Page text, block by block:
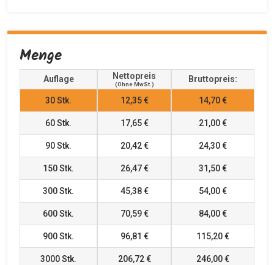
Menge
Auflage Nettopreis
(ohne MwSt.)
Bruttopreis:
30Stk. 12,35 € 14,70 €
60Stk. 17,65 € 21,00 €
90Stk. 20,42 € 24,30 €
150Stk. 26,47 € 31,50 €
300Stk. 45,38 € 54,00 €
600Stk. 70,59 € 84,00 €
900Stk. 96,81 € 115,20 €
3000Stk. 206,72 € 246,00 €